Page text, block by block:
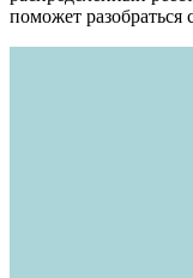
поможет